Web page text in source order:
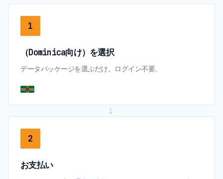
1
（Dominica向け）を選択
データパッケージを選ぶだけ。ログイン不要。
→
2
お支払い